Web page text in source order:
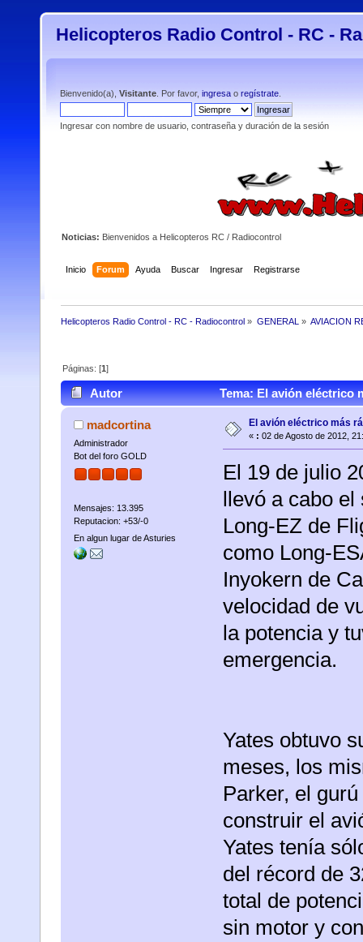
Helicopteros Radio Control - RC -
Bienvenido(a), Visitante . Por favor, ingresa o regístrate
Ingresar con nombre de usuario, contraseña y duración de la sesión
Noticias: Bienvenidos a Helicopteros RC / Radiocontrol
Inicio Forum Ayuda Buscar Ingresar Registrarse
Helicopteros Radio Control - RC - Radiocontrol » GENERAL » AVIACION
Páginas: [1]
Autor Tema: El avión eléctrico
madcortina
Administrador
Bot del foro GOLD
Mensajes: 13.395
Reputacion: +53/-0
En algun lugar de Asturies
El avión eléctrico más
« : 02 de Agosto de 2012,
El 19 de julio
llevó a cabo
Long-EZ de
como Long-
Inyokern de
velocidad de
la potencia y
emergencia.
Yates obtuvo
meses, los
Parker, el
construir el
Yates tenía
del récord de
total de
sin motor y